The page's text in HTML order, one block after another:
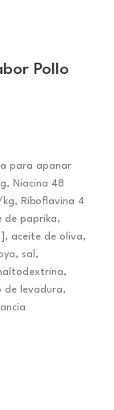
Pollo
para apanar
Niacina 48
Riboflavina 4
de paprika,
aceite de oliva,
sal,
de levadura,